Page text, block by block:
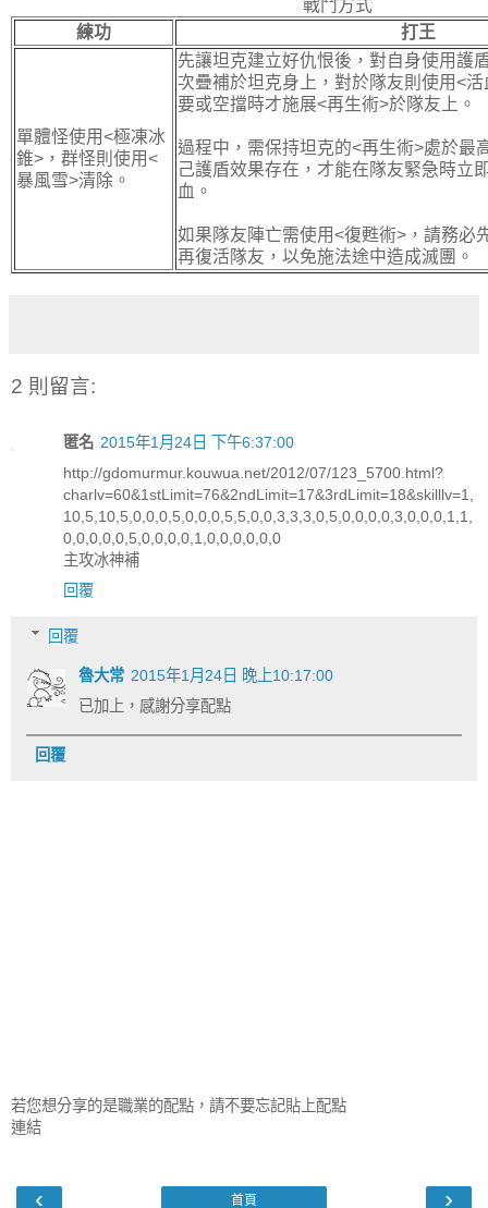
戰鬥方式
練功
打王
單體怪使用<極凍冰
錐>，群怪則使用<
暴風雪>清除。
先讓坦克建立好仇恨後，對自身使用護
次疊補於坦克身上，對於隊友則使用<
要或空擋時才施展<再生術>於隊友上。
過程中，需保持坦克的<再生術>處於最
己護盾效果存在，才能在隊友緊急時立
血。
如果隊友陣亡需使用<復甦術>，請務必
再復活隊友，以免施法途中造成滅團。
2 則留言:
匿名 2015年1月24日 下午6:37:00
http://gdomurmur.kouwua.net/2012/07/123_5700.html?
charlv=60&1stLimit=76&2ndLimit=17&3rdLimit=18&skilllv=1,
10,5,10,5,0,0,0,5,0,0,0,5,5,0,0,3,3,3,0,5,0,0,0,0,3,0,0,0,1,1,
0,0,0,0,0,5,0,0,0,0,1,0,0,0,0,0,0
主攻冰神補
回覆
回覆
魯大常 2015年1月24日 晚上10:17:00
已加上，感謝分享配點
回覆
若您想分享的是職業的配點，請不要忘記貼上配點
連結
‹ ›
首頁